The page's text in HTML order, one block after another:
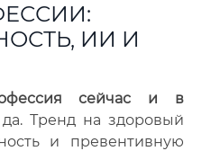
ИИ И
сейчас и в
Тренд на здоровый
и превентивную